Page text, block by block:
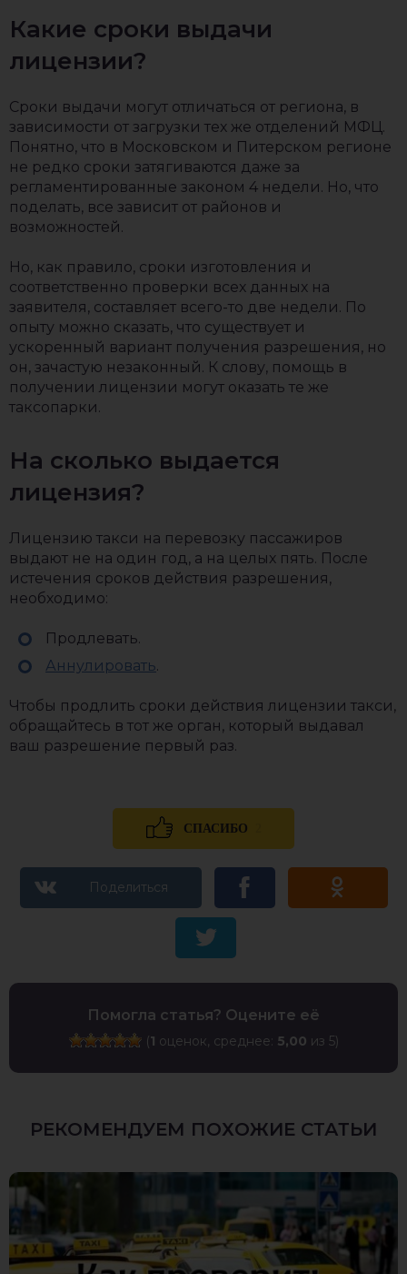
Какие сроки выдачи
лицензии?
Сроки выдачи могут отличаться от региона, в
зависимости от загрузки тех же отделений МФЦ.
Понятно, что в Московском и Питерском регионе
не редко сроки затягиваются даже за
регламентированные законом 4 недели. Но, что
поделать, все зависит от районов и
возможностей.
Но, как правило, сроки изготовления и
соответственно проверки всех данных на
заявителя, составляет всего-то две недели. По
опыту можно сказать, что существует и
ускоренный вариант получения разрешения, но
он, зачастую незаконный. К слову, помощь в
получении лицензии могут оказать те же
таксопарки.
На сколько выдается
лицензия?
Лицензию такси на перевозку пассажиров
выдают не на один год, а на целых пять. После
истечения сроков действия разрешения,
необходимо:
Продлевать.
Аннулировать.
Чтобы продлить сроки действия лицензии такси,
обращайтесь в тот же орган, который выдавал
ваш разрешение первый раз.
СПАСИБО
Помогла статья? Оцените её
(1 оценок, среднее: 5,00 из 5)
РЕКОМЕНДУЕМ ПОХОЖИЕ СТАТЬИ